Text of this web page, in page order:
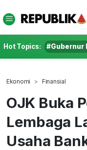
Hot Topics: #Gubernur
Ekonomi Finansial
OJK Buka
Lembaga
Usaha